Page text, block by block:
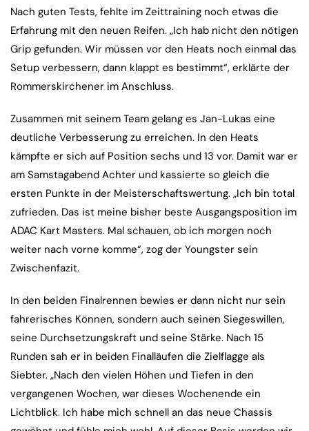
Nach guten Tests, fehlte im Zeittraining noch etwas die
Erfahrung mit den neuen Reifen. „Ich hab nicht den nötigen
Grip gefunden. Wir müssen vor den Heats noch einmal das
Setup verbessern, dann klappt es bestimmt“, erklärte der
Rommerskirchener im Anschluss.
Zusammen mit seinem Team gelang es Jan-Lukas eine
deutliche Verbesserung zu erreichen. In den Heats
kämpfte er sich auf Position sechs und 13 vor. Damit war er
am Samstagabend Achter und kassierte so gleich die
ersten Punkte in der Meisterschaftswertung. „Ich bin total
zufrieden. Das ist meine bisher beste Ausgangsposition im
ADAC Kart Masters. Mal schauen, ob ich morgen noch
weiter nach vorne komme“, zog der Youngster sein
Zwischenfazit.
In den beiden Finalrennen bewies er dann nicht nur sein
fahrerisches Können, sondern auch seinen Siegeswillen,
seine Durchsetzungskraft und seine Stärke. Nach 15
Runden sah er in beiden Finalläufen die Zielflagge als
Siebter. „Nach den vielen Höhen und Tiefen in den
vergangenen Wochen, war dieses Wochenende ein
Lichtblick. Ich habe mich schnell an das neue Chassis